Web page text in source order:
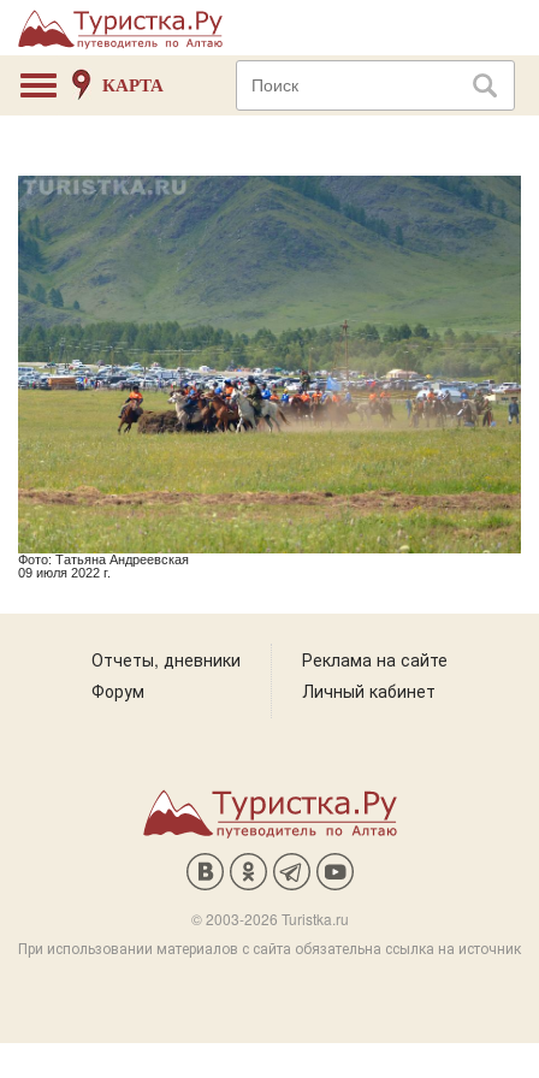
КАРТА
Фото: Татьяна Андреевская
09 июля 2022 г.
Отчеты, дневники
Форум
Реклама на сайте
Личный кабинет
© 2003-2026 Turistka.ru
При использовании материалов с сайта обязательна ссылка на источник